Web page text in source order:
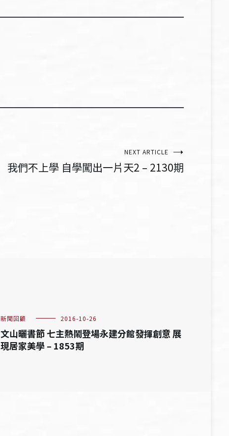
NEXT ARTICLE
我們不上學 自學闖出一片天2 – 2130期
新聞回顧 2016-10-26
文山曬書節 七主熱鬧登場永建分館發揮創意 展
現居家美學 – 1853期